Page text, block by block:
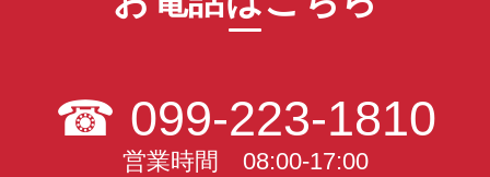
☎ 099-223-1810
営業時間 08:00-17:00